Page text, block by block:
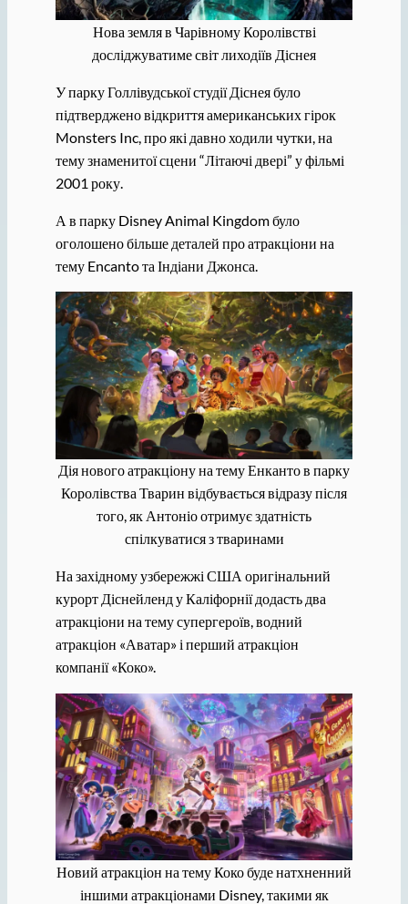
Нова земля в Чарівному Королівстві
досліджуватиме світ лиходіїв Діснея
У парку Голлівудської студії Діснея було
підтверджено відкриття американських гірок
Monsters Inc, про які давно ходили чутки, на
тему знаменитої сцени “Літаючі двері” у фільмі
2001 року.
А в парку Disney Animal Kingdom було
оголошено більше деталей про атракціони на
тему Encanto та Індіани Джонса.
Дія нового атракціону на тему Енканто в парку
Королівства Тварин відбувається відразу після
того, як Антоніо отримує здатність
спілкуватися з тваринами
На західному узбережжі США оригінальний
курорт Діснейленд у Каліфорнії додасть два
атракціони на тему супергероїв, водний
атракціон «Аватар» і перший атракціон
компанії «Коко».
Новий атракціон на тему Коко буде натхненний
іншими атракціонами Disney, такими як